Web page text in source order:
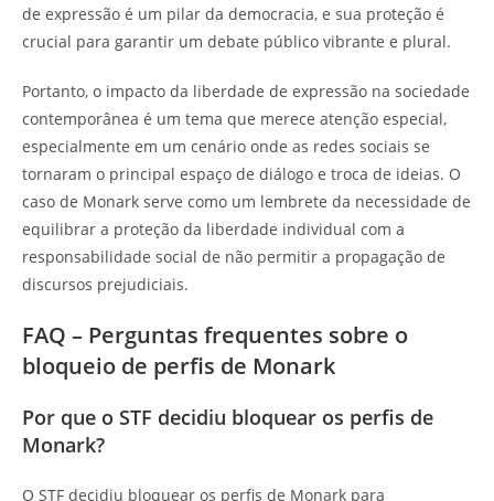
de expressão é um pilar da democracia, e sua proteção é
crucial para garantir um debate público vibrante e plural.
Portanto, o impacto da liberdade de expressão na sociedade
contemporânea é um tema que merece atenção especial,
especialmente em um cenário onde as redes sociais se
tornaram o principal espaço de diálogo e troca de ideias. O
caso de Monark serve como um lembrete da necessidade de
equilibrar a proteção da liberdade individual com a
responsabilidade social de não permitir a propagação de
discursos prejudiciais.
FAQ – Perguntas frequentes sobre o
bloqueio de perfis de Monark
Por que o STF decidiu bloquear os perfis de
Monark?
O STF decidiu bloquear os perfis de Monark para